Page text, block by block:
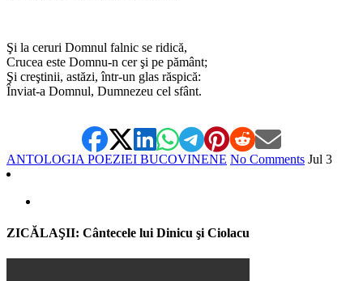
Şi la ceruri Domnul falnic se ridică,
Crucea este Domnu-n cer şi pe pământ;
Şi creştinii, astăzi, într-un glas răspică:
Înviat-a Domnul, Dumnezeu cel sfânt.
ANTOLOGIA POEZIEI BUCOVINENE No Comments Jul 3
ZICĂLAŞII: Cântecele lui Dinicu şi Ciolacu